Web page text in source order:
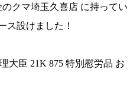
クマ埼玉久喜店 に持ってい
ス設けました！
大臣 21K 875 特別慰労品 お